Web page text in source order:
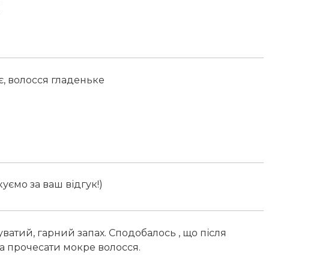
волосся гладеньке
за ваш відгук!)
гарний запах. Сподобалось , що після
прочесати мокре волосся.